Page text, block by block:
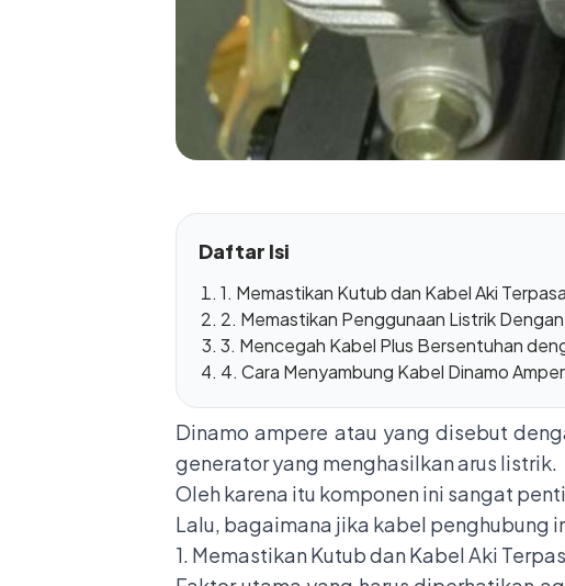
Daftar Isi
1. Memastikan Kutub dan Kabel Aki
2. Memastikan Penggunaan Listrik
3. Mencegah Kabel Plus Bersentuhan
4. Cara Menyambung Kabel Dinamo
Dinamo ampere atau yang disebut
generator yang menghasilkan arus listrik.
Oleh karena itu komponen ini sangat
Lalu, bagaimana jika kabel penghubung
1. Memastikan Kutub dan Kabel Aki